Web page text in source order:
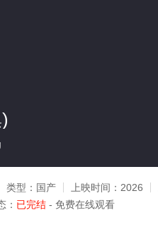
类型： 国产 上映时间： 2026
： 已完结 - 免费在线观看